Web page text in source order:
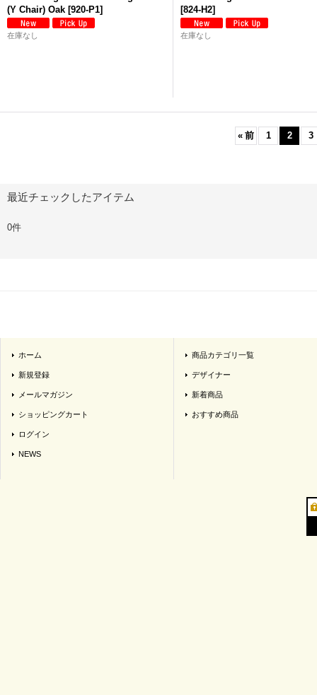
(Y Chair) Oak [920-P1]
在庫なし
[824-H2]
在庫なし
« 前 1 2 3
最近チェックしたアイテム
0件
ホーム
新規登録
メールマガジン
ショッピングカート
ログイン
NEWS
商品カテゴリ一覧
デザイナー
新着商品
おすすめ商品